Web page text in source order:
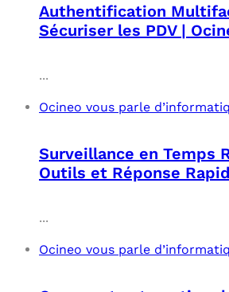
Authentification
Sécuriser les PDV |
...
Ocineo vous parle
Surveillance en Temps
Outils et Réponse
...
Ocineo vous parle